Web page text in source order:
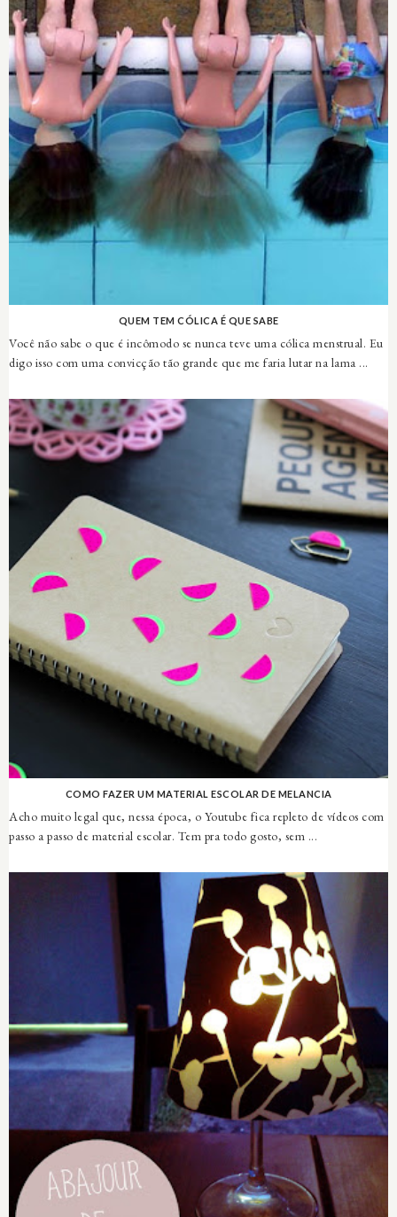
QUEM TEM CÓLICA É QUE SABE
Você não sabe o que é incômodo se nunca teve uma cólica menstrual. Eu
digo isso com uma convicção tão grande que me faria lutar na lama ...
COMO FAZER UM MATERIAL ESCOLAR DE MELANCIA
Acho muito legal que, nessa época, o Youtube fica repleto de vídeos com
passo a passo de material escolar. Tem pra todo gosto, sem ...